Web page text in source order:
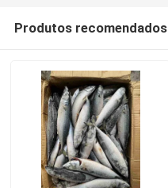
Produtos recomendados